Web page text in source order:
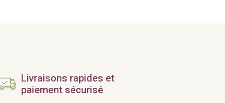
Livraisons rapides et
paiement sécurisé